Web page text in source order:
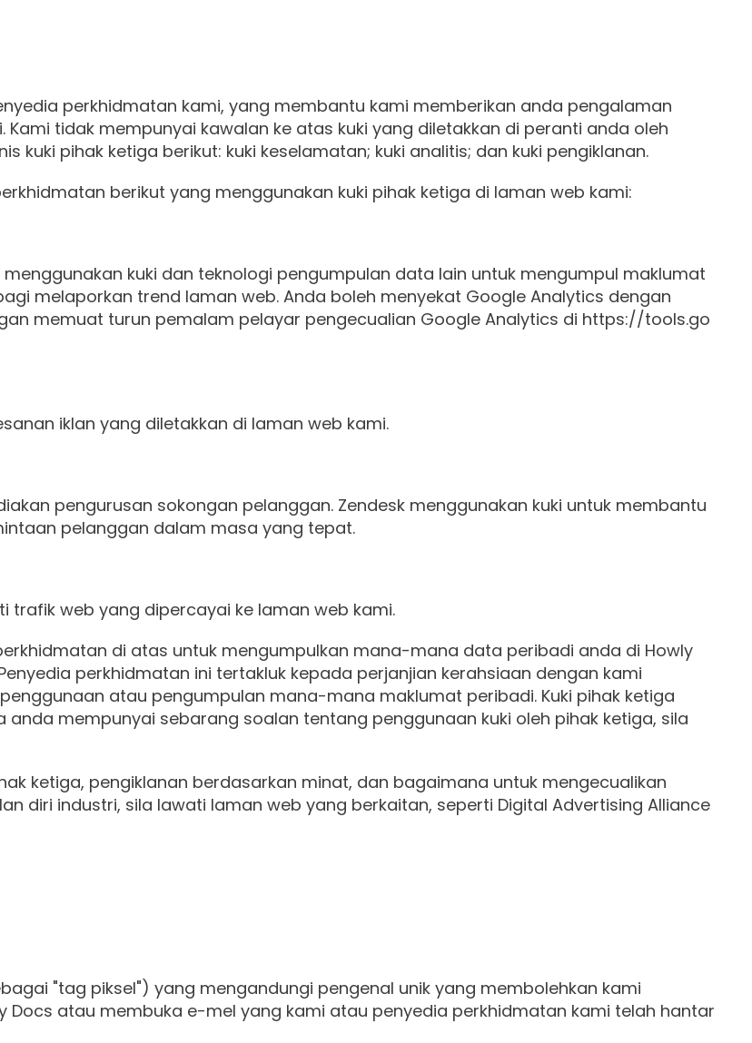
perkhidmatan kami, yang membantu kami memberikan anda pengalaman
tidak mempunyai kawalan ke atas kuki yang diletakkan di peranti anda oleh
kuki pihak ketiga berikut: kuki keselamatan; kuki analitis; dan kuki pengiklanan.
berikut yang menggunakan kuki pihak ketiga di laman web kami:
kuki dan teknologi pengumpulan data lain untuk mengumpul maklumat
melaporkan trend laman web. Anda boleh menyekat Google Analytics dengan
memuat turun pemalam pelayar pengecualian Google Analytics di https://tools.go
iklan yang diletakkan di laman web kami.
pengurusan sokongan pelanggan. Zendesk menggunakan kuki untuk membantu
pelanggan dalam masa yang tepat.
trafik web yang dipercayai ke laman web kami.
di atas untuk mengumpulkan mana-mana data peribadi anda di Howly
perkhidmatan ini tertakluk kepada perjanjian kerahsiaan dengan kami
atau pengumpulan mana-mana maklumat peribadi. Kuki pihak ketiga
anda mempunyai sebarang soalan tentang penggunaan kuki oleh pihak ketiga, sila
ketiga, pengiklanan berdasarkan minat, dan bagaimana untuk mengecualikan
diri industri, sila lawati laman web yang berkaitan, seperti Digital Advertising Alliance
"tag piksel") yang mengandungi pengenal unik yang membolehkan kami
atau membuka e-mel yang kami atau penyedia perkhidmatan kami telah hantar